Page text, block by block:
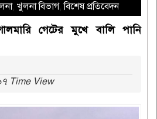
, খুলনা বিভাগ,বিশেষ প্রতিবেদন
গেটের মুখে বালি পানি
Time View